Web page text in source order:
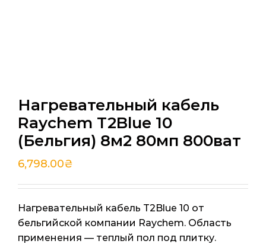
Нагревательный кабель
Raychem T2Blue 10
(Бельгия) 8м2 80мп 800ват
6,798.00₴
Нагревательный кабель T2Blue 10 от
бельгийской компании Raychem. Область
применения — теплый пол под плитку.